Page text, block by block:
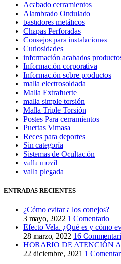
Acabado cerramientos
Alambrado Ondulado
bastidores metálicos
Chapas Perforadas
Consejos para instalaciones
Curiosidades
información acabados
Información corporativa
Información sobre productos
malla electrosoldada
Malla Extrafuerte
malla simple torsión
Malla Triple Torsión
Postes Para cerramientos
Puertas Vimasa
Redes para deportes
Sin categoría
Sistemas de Ocultación
valla movil
valla plegada
ENTRADAS RECIENTES
¿Cómo evitar a los conejos?
3 mayo, 2022 1 Comentario
Efecto Vela. ¿Qué es y cómo
28 marzo, 2022 16
HORARIO DE ATENCIÓN
22 diciembre, 2021 1